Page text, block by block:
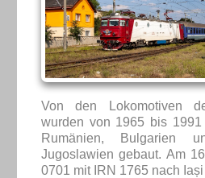
Von den Lokomotiven
wurden von 1965 bis
Rumänien, Bulgarien
Jugoslawien gebaut. Am
0701 mit IRN 1765 nach